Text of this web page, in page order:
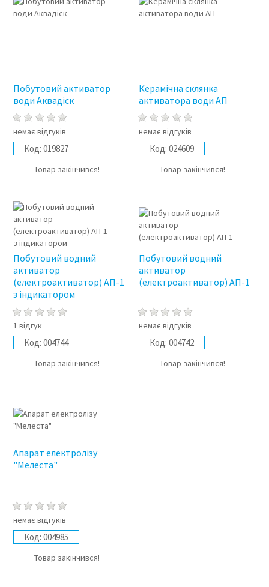
Побутовий активатор
води Аквадіск
немає відгуків
Код: 019827
Товар закінчився!
Керамічна склянка
активатора води АП
немає відгуків
Код: 024609
Товар закінчився!
Побутовий водний
активатор
(електроактиватор) АП-1
з індикатором
1 відгук
Код: 004744
Товар закінчився!
Побутовий водний
активатор
(електроактиватор) АП-1
немає відгуків
Код: 004742
Товар закінчився!
Апарат електролізу
"Мелеста"
немає відгуків
Код: 004985
Товар закінчився!